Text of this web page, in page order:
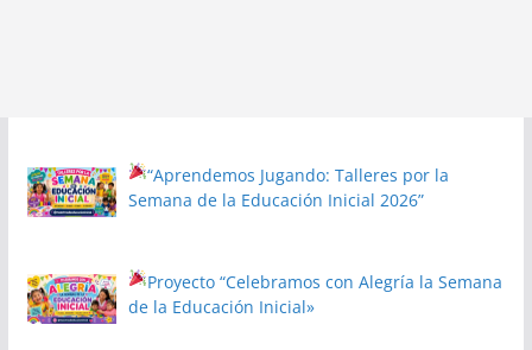
“Aprendemos Jugando: Talleres por la
Semana de la Educación Inicial 2026”
Proyecto“Celebramos con Alegría la Semana
de la Educación Inicial»